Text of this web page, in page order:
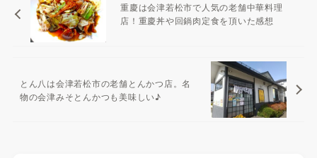
重慶は会津若松市で人気の老舗中華料理
店！重慶丼や回鍋肉定食を頂いた感想
とん八は会津若松市の老舗とんかつ店。名
物の会津みそとんかつも美味しい♪